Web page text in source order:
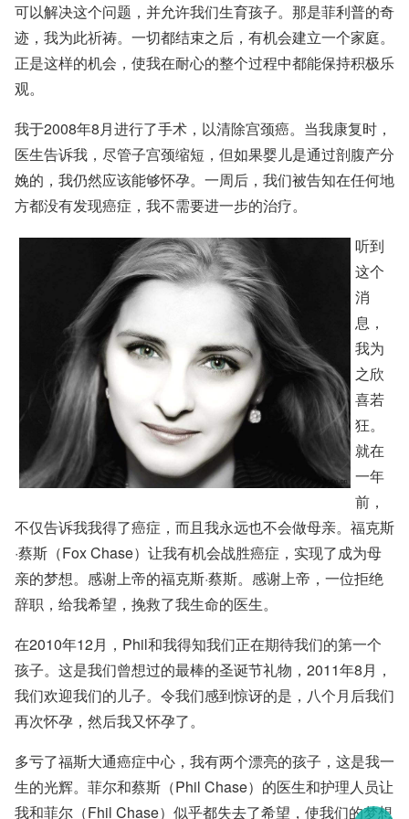
可以解决这个问题，并允许我们生育孩子。那是菲利普的奇
迹，我为此祈祷。一切都结束之后，有机会建立一个家庭。
正是这样的机会，使我在耐心的整个过程中都能保持积极乐
观。
我于2008年8月进行了手术，以清除宫颈癌。当我康复时，
医生告诉我，尽管子宫颈缩短，但如果婴儿是通过剖腹产分
娩的，我仍然应该能够怀孕。一周后，我们被告知在任何地
方都没有发现癌症，我不需要进一步的治疗。
听到
这个
消
息，
我为
之欣
喜若
狂。
就在
一年
前，
不仅告诉我我得了癌症，而且我永远也不会做母亲。福克斯
·蔡斯（Fox Chase）让我有机会战胜癌症，实现了成为母
亲的梦想。感谢上帝的福克斯·蔡斯。感谢上帝，一位拒绝
辞职，给我希望，挽救了我生命的医生。
在2010年12月，Phil和我得知我们正在期待我们的第一个
孩子。这是我们曾想过的最棒的圣诞节礼物，2011年8月，
我们欢迎我们的儿子。令我们感到惊讶的是，八个月后我们
再次怀孕，然后我又怀孕了。
多亏了福斯大通癌症中心，我有两个漂亮的孩子，这是我一
生的光辉。菲尔和蔡斯（Phil Chase）的医生和护理人员让
我和菲尔（Fhil Chase）似乎都失去了希望，使我们的梦想